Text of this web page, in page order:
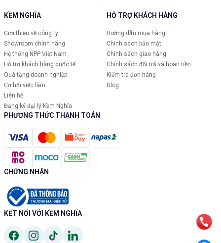
KỀM NGHĨA
Giới thiệu về công ty
Showroom chính hãng
Hệ thống NPP Việt Nam
Hỗ trợ khách hàng quốc tế
Quà tặng doanh nghiệp
Cơ hội việc làm
Liên hệ
Đăng ký đại lý Kềm Nghĩa
HỖ TRỢ KHÁCH HÀNG
Hướng dẫn mua hàng
Chính sách bảo mật
Chính sách giao hàng
Chính sách đổi trả và hoàn tiền
Kiểm tra đơn hàng
Blog
PHƯƠNG THỨC THANH TOÁN
CHỨNG NHẬN
KẾT NỐI VỚI KỀM NGHĨA